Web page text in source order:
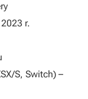
r.
S, Switch) –